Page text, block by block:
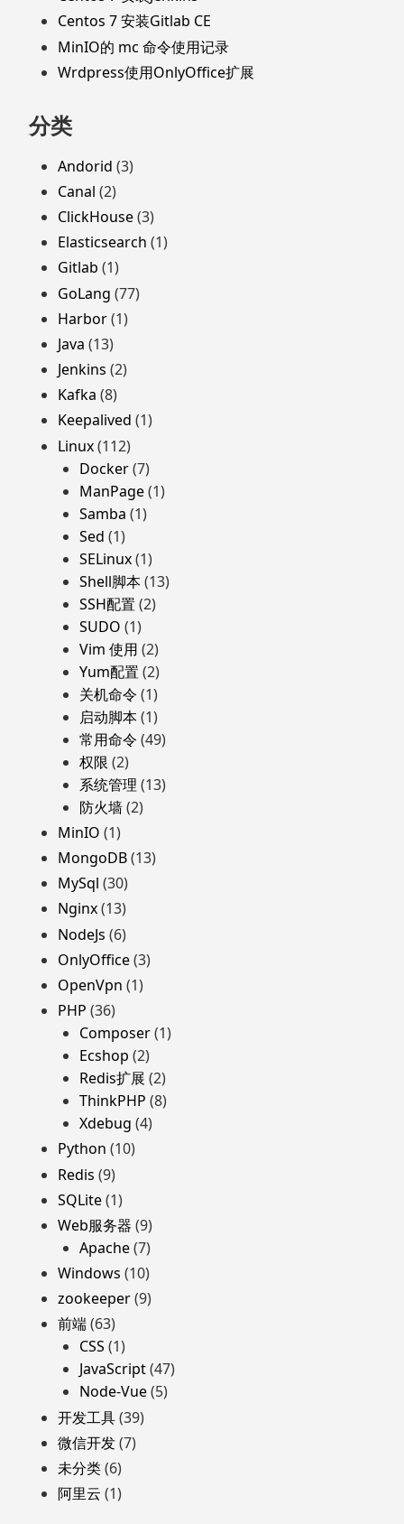
Centos 7 安装Gitlab CE
MinIO的 mc 命令使用记录
Wrdpress使用OnlyOffice扩展
分类
Andorid (3)
Canal (2)
ClickHouse(3)
Elasticsearch (1)
Gitlab (1)
GoLang (77)
Harbor(1)
Java (13)
Jenkins (2)
Kafka (8)
Keepalived (1)
Linux(112)
Docker(7)
ManPage(1)
Samba (1)
Sed (1)
SELinux(1)
Shell脚本(13)
SSH配置 (2)
SUDO (1)
Vim 使用 (2)
Yum配置 (2)
关机命令 (1)
启动脚本(1)
常用命令 (49)
权限 (2)
系统管理 (13)
防火墙(2)
MinIO (1)
MongoDB(13)
MySql (30)
Nginx(13)
NodeJs (6)
OnlyOffice(3)
OpenVpn (1)
PHP (36)
Composer(1)
Ecshop (2)
Redis扩展 (2)
ThinkPHP (8)
Xdebug (4)
Python (10)
Redis (9)
SQLite(1)
Web服务器 (9)
Apache(7)
Windows (10)
zookeeper(9)
前端(63)
CSS (1)
JavaScript(47)
Node-Vue(5)
开发工具(39)
微信开发(7)
未分类(6)
阿里云 (1)